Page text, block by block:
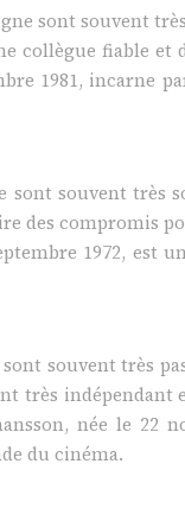
sont souvent
fiable et
1981, incarne
souvent très
des compromis
1972, est
souvent très
indépendant
née le
du cinéma.